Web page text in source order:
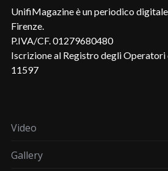
UnifiMagazine è un periodico
Firenze.
P.IVA/CF. 01279680480
Iscrizione al Registro degli Operatori
11597
Video
Gallery